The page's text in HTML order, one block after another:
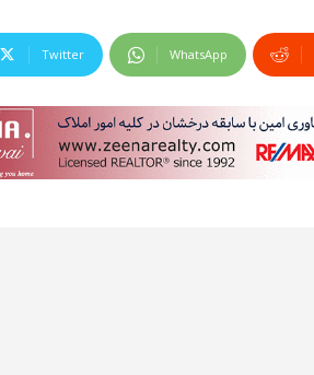
Twitter WhatsApp